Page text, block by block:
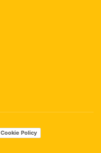
Cookie Policy